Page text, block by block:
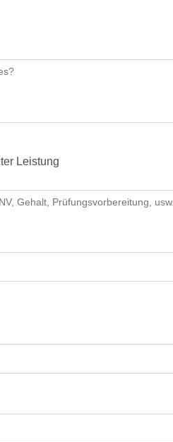
Gehalt, Prüfungsvorbereitung, usw.